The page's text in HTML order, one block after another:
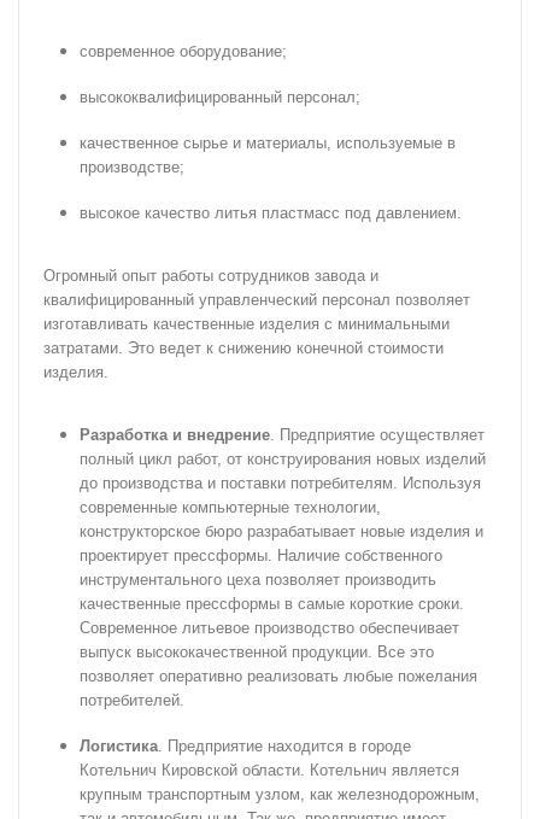
современное оборудование;
высококвалифицированный персонал;
качественное сырье и материалы, используемые в
производстве;
высокое качество литья пластмасс под давлением.
Огромный опыт работы сотрудников завода и
квалифицированный управленческий персонал позволяет
изготавливать качественные изделия с минимальными
затратами. Это ведет к снижению конечной стоимости
изделия.
Разработка и внедрение
Предприятие осуществляет
полный цикл работ, от конструирования новых изделий
до производства и поставки потребителям. Используя
современные компьютерные технологии,
конструкторское бюро разрабатывает новые изделия и
проектирует прессформы. Наличие собственного
инструментального цеха позволяет производить
качественные прессформы в самые короткие сроки.
Современное литьевое производство обеспечивает
выпуск высококачественной продукции. Все это
позволяет оперативно реализовать любые пожелания
потребителей.
Логистика . Предприятие находится в городе
Котельнич Кировской области. Котельнич является
крупным транспортным узлом, как железнодорожным,